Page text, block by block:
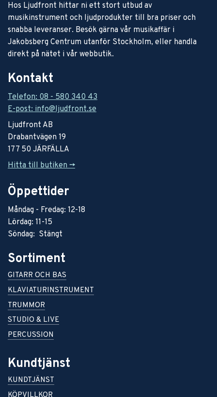
Hos Ljudfront hittar ni ett stort utbud av
musikinstrument och ljudprodukter till bra priser och
snabba leveranser. Besök gärna vår musikaffär i
Jakobsberg Centrum utanför Stockholm, eller handla
direkt på nätet i vår webbutik.
Kontakt
Telefon: 08 - 580 340 43
E-post: info@ljudfront.se
Ljudfront AB
Drabantvägen 19
177 50 JÄRFÄLLA
Hitta till butiken ->
Öppettider
Måndag - Fredag: 12-18
Lördag: 11-15
Söndag: Stängt
Sortiment
GITARR OCH BAS
KLAVIATURINSTRUMENT
TRUMMOR
STUDIO & LIVE
PERCUSSION
Kundtjänst
KUNDTJÄNST